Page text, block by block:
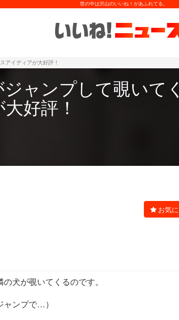
世の中は沢山のいいね！があふれてる。
アイディアが大好評！
ジャンプして覗い
好評！
お気
犬が覗いてくるのです。
ャンプで…）